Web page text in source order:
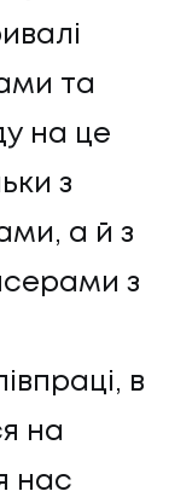
та
на це
з
а й з
з
в
на
нас